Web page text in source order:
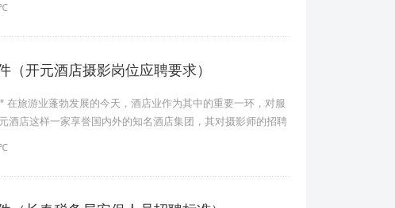
℃
（开元酒店摄影岗位应聘要求）
旅游业蓬勃发展的今天，酒店业作为其中的重要一环，对服
酒店这样一家享誉国内外的知名酒店集团，其对摄影师的招聘
℃